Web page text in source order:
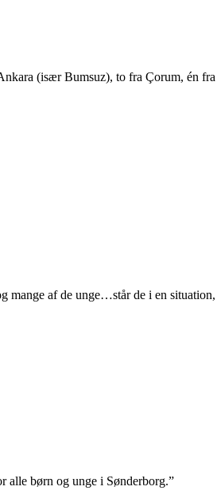
(især Bumsuz), to fra Çorum, én
mange afde unge…står de i en situation,
alle børn og unge i Sønderborg.”